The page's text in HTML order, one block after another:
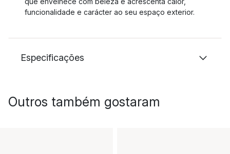
funcionalidade e carácter ao seu espaço exterior.
Especificações
Outros também gostaram